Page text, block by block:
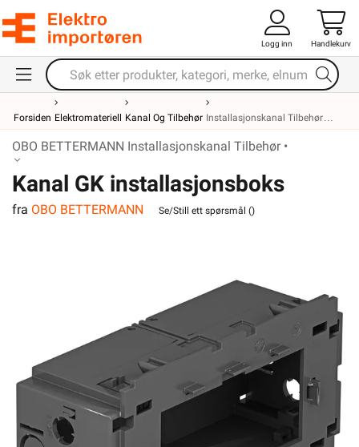
Logg inn Handlekurv
Forsiden Elektromateriell Kanal Og Tilbehør Installasjonskanal Tilbehør
OBO BETTERMANN Installasjonskanal Tilbehør •
Kanal GK installasjonsboks
dobbel med baklokk modul 45
fra OBO BETTERMANN Se/Still ett spørsmål ()